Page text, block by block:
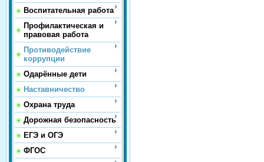
Воспитательная работа
Профилактическая и
правовая работа
Противодействие
коррупции
Одарённые дети
Наставничество
Охрана труда
Дорожная безопасность
ЕГЭ и ОГЭ
ФГОС